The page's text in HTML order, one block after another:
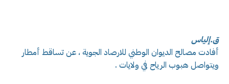
ق.إلياس
أفادت مصالح الديوان الوطني للارصاد الجوية ، عن تساقط أمطار
ويتواصل هبوب الرياح في ولايات .